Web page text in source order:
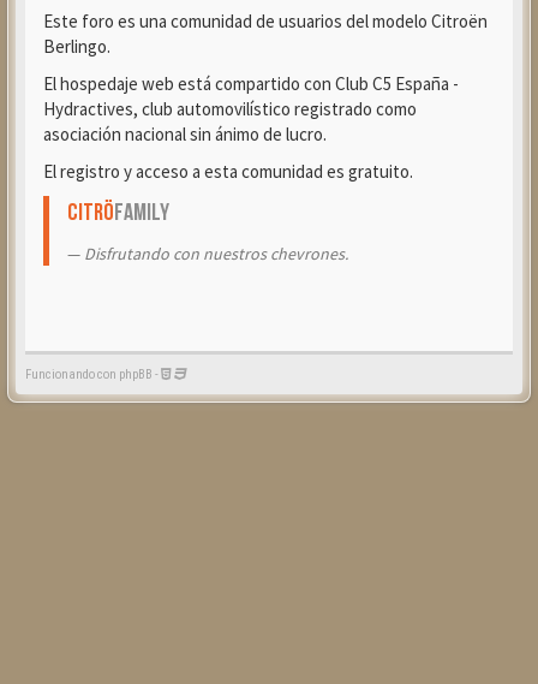
Este foro es una comunidad de usuarios del modelo Citroën
Berlingo.
El hospedaje web está compartido con Club C5 España -
Hydractives, club automovilístico registrado como
asociación nacional sin ánimo de lucro.
El registro y acceso a esta comunidad es gratuito.
CitröFamily
Disfrutando con nuestros chevrones.
Funcionando con phpBB -